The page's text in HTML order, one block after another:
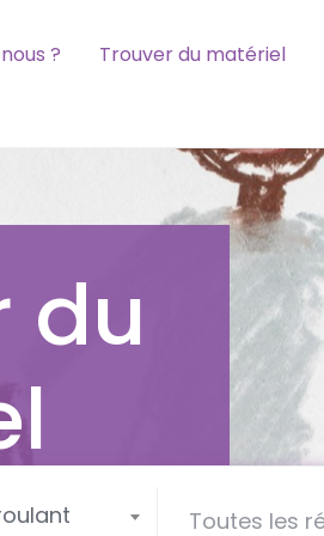
? Trouver du matériel
du